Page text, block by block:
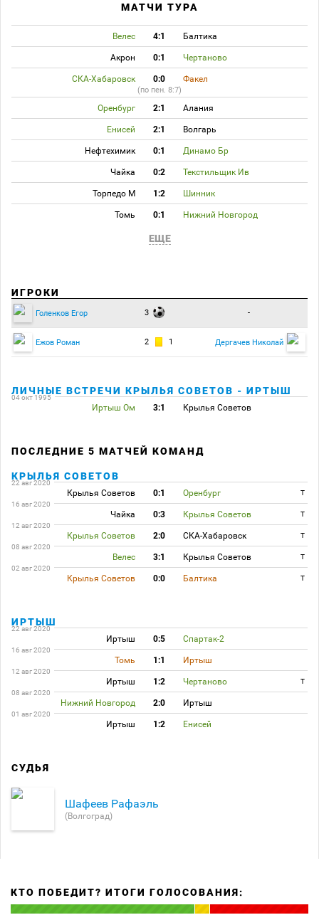
МАТЧИ ТУРА
Велес 4:1 Балтика
Акрон 0:1 Чертаново
СКА-Хабаровск 0:0 Факел
(по пен. 8:7)
Оренбург 2:1 Алания
Енисей 2:1 Волгарь
Нефтехимик 0:1 Динамо Бр
Чайка 0:2 Текстильщик Ив
Торпедо М 1:2 Шинник
Томь 0:1 Нижний Новгород
ЕЩЕ
ИГРОКИ
Голенков Егор 3 -
Ежов Роман 2 1 Дергачев Николай
ЛИЧНЫЕ ВСТРЕЧИ КРЫЛЬЯ СОВЕТОВ - ИРТЫШ
04 окт 1995
Иртыш Ом 3:1 Крылья Советов
ПОСЛЕДНИЕ 5 МАТЧЕЙ КОМАНД
КРЫЛЬЯ СОВЕТОВ
22 авг 2020
Крылья Советов 0:1 Оренбург
T
16 авг 2020
Чайка 0:3 Крылья Советов
T
12 авг 2020
Крылья Советов 2:0 СКА-Хабаровск
T
08 авг 2020
Велес 3:1 Крылья Советов
T
02 авг 2020
Крылья Советов 0:0 Балтика T
ИРТЫШ
22 авг 2020
Иртыш 0:5 Спартак-2
16 авг 2020
Томь 1:1 Иртыш
12 авг 2020
Иртыш 1:2 Чертаново
T
08 авг 2020
Нижний Новгород 2:0 Иртыш
01 авг 2020
Иртыш 1:2 Енисей
СУДЬЯ
Шафеев Рафаэль
(Волгоград)
КТО ПОБЕДИТ? ИТОГИ ГОЛОСОВАНИЯ: